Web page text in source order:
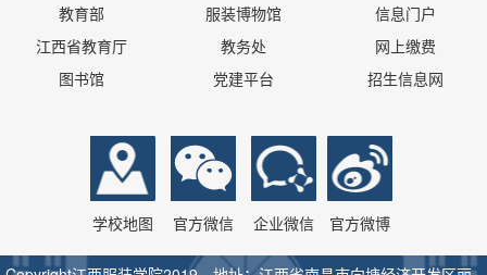
教育部
江西省教育厅
图书馆
服装博物馆
教务处
党建平台
信息门户
网上缴费
招生信息网
学校地图 官方微信 企业微信 官方微博